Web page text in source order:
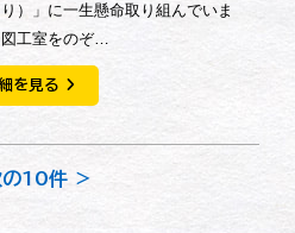
）」に一生懸命取り組んでいま
工室をのぞ…
を見る
の10件 ＞